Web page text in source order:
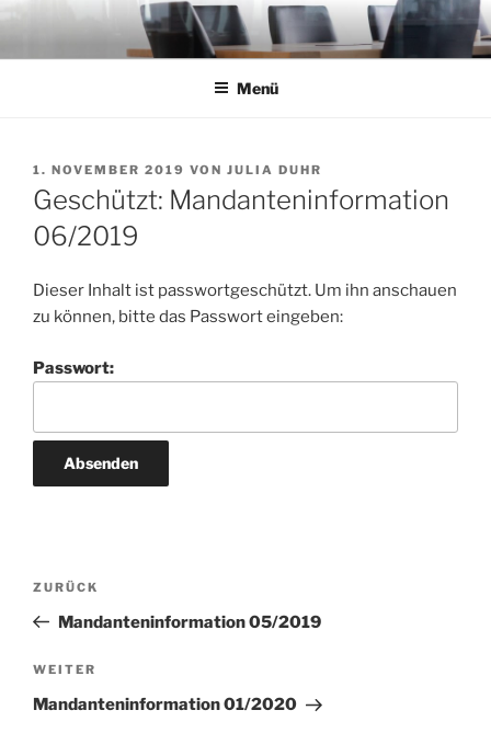
Zum
springen
Menü
VERÖFFENTLICHT
AM
1. NOVEMBER 2019 VON JULIA DUHR
Geschützt: Mandanteninformation
06/2019
Dieser Inhalt ist passwortgeschützt. Um ihn anschauen
zu können, bitte das Passwort eingeben:
Passwort:
Beitragsnavigation
Vorheriger
Beitrag
ZURÜCK
Mandanteninformation 05/2019
Nächster
Beitrag
WEITER
Mandanteninformation 01/2020